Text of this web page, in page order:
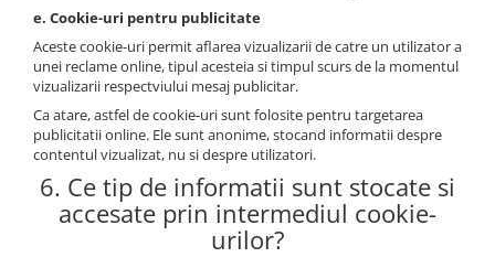
e. Cookie-uri pentru publicitate
Aceste cookie-uri permit aflarea vizualizarii de catre un utilizator a
unei reclame online, tipul acesteia si timpul scurs de la momentul
vizualizarii respectviului mesaj publicitar.
Ca atare, astfel de cookie-uri sunt folosite pentru targetarea
publicitatii online. Ele sunt anonime, stocand informatii despre
contentul vizualizat, nu si despre utilizatori.
6. Ce tip de informatii sunt stocate si
accesate prin intermediul cookie-
urilor?